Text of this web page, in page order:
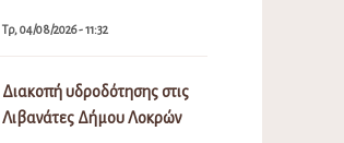
Τρ, 04/08/2026 - 11:32
Διακοπή υδροδότησης στις
Λιβανάτες Δήμου Λοκρών